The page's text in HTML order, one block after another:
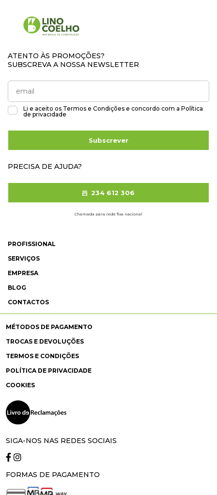
PROFISSIONAL
SERVIÇOS
EMPRESA
BLOG
CONTACTOS
MÉTODOS DE PAGAMENTO
TROCAS E DEVOLUÇÕES
TERMOS E CONDIÇÕES
POLÍTICA DE PRIVACIDADE
COOKIES
SIGA-NOS NAS REDES SOCIAIS
FORMAS DE PAGAMENTO
ATENTO ÀS PROMOÇÕES?
SUBSCREVA A NOSSA NEWSLETTER
Li e aceito os Termos e Condições e concordo com a Política
de privacidade
Subscrever
PRECISA DE AJUDA?
234 612 306
Chamada para rede fixa nacional